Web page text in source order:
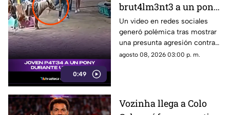
0:49
brut4lm3nt3 a un pony
durante una feria en
San Luis Potosí
Un video en redes sociales
generó polémica tras mostrar
una presunta agresión contra
un pony durante una feria en
agosto 08, 2026 03:00 p. m.
Vozinha llega a Colo